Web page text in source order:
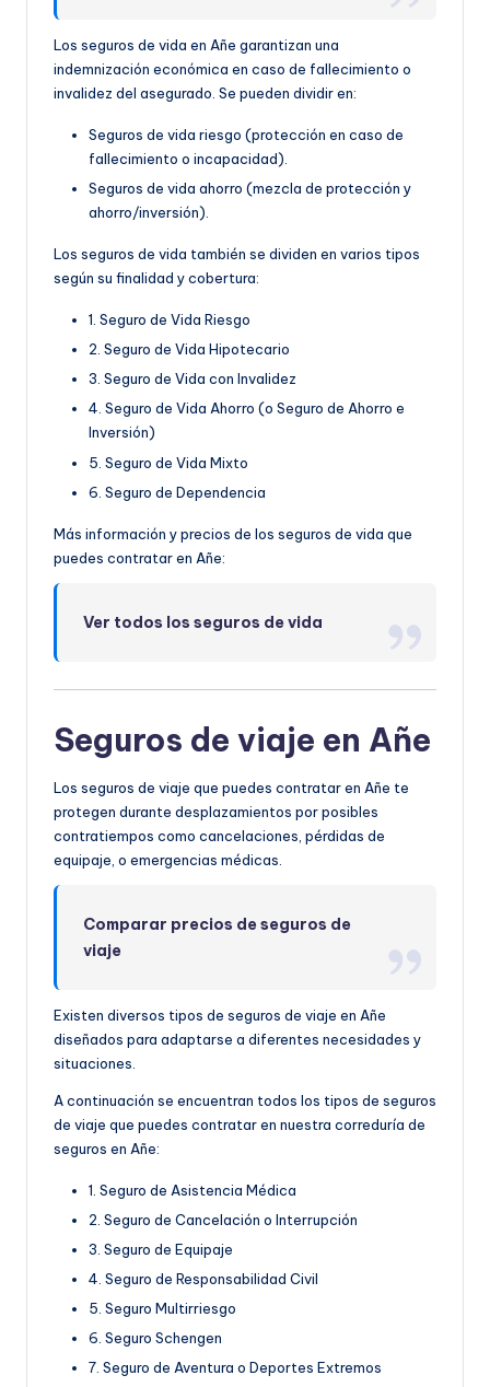
Los seguros de vida en Añe garantizan una
indemnización económica en caso de fallecimiento o
invalidez del asegurado. Se pueden dividir en:
Seguros de vida riesgo (protección en caso de
fallecimiento o incapacidad).
Seguros de vida ahorro (mezcla de protección y
ahorro/inversión).
Los seguros de vida también se dividen en varios tipos
según su finalidad y cobertura:
1. Seguro de Vida Riesgo
2. Seguro de Vida Hipotecario
3. Seguro de Vida con Invalidez
4. Seguro de Vida Ahorro (o Seguro de Ahorro e
Inversión)
5. Seguro de Vida Mixto
6. Seguro de Dependencia
Más información y precios de los seguros de vida que
puedes contratar en Añe:
Ver todos los seguros de vida
Seguros de viaje en Añe
Los seguros de viaje que puedes contratar en Añe te
protegen durante desplazamientos por posibles
contratiempos como cancelaciones, pérdidas de
equipaje, o emergencias médicas.
Comparar precios de seguros de
viaje
Existen diversos tipos de seguros de viaje en Añe
diseñados para adaptarse a diferentes necesidades y
situaciones.
A continuación se encuentran todos los tipos de seguros
de viaje que puedes contratar en nuestra correduría de
seguros en Añe:
1. Seguro de Asistencia Médica
2. Seguro de Cancelación o Interrupción
3. Seguro de Equipaje
4. Seguro de Responsabilidad Civil
5. Seguro Multirriesgo
6. Seguro Schengen
7. Seguro de Aventura o Deportes Extremos